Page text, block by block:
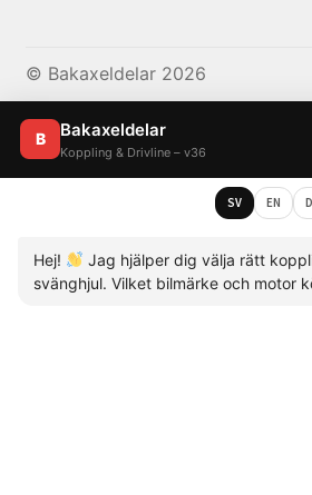
© Bakaxeldelar 2026
B Bakaxeldelar
Koppling & Drivline – v36
SV EN
Hej!
Jag hjälper dig välja rätt
svänghjul. Vilket bilmärke och motor